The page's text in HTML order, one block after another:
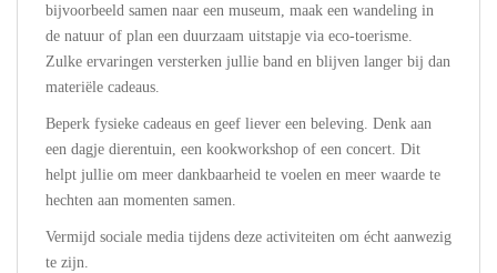
bijvoorbeeld samen naar een museum, maak een wandeling in
de natuur of plan een duurzaam uitstapje via eco-toerisme.
Zulke ervaringen versterken jullie band en blijven langer bij dan
materiële cadeaus.
Beperk fysieke cadeaus en geef liever een beleving. Denk aan
een dagje dierentuin, een kookworkshop of een concert. Dit
helpt jullie om meer dankbaarheid te voelen en meer waarde te
hechten aan momenten samen.
Vermijd sociale media tijdens deze activiteiten om écht aanwezig
te zijn.